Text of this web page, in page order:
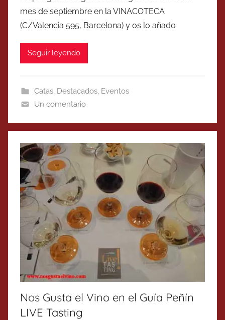
mes de septiembre en la VINACOTECA
(C/Valencia 595, Barcelona) y os lo añado
Seguir leyendo
Catas, Destacados, Eventos
Un comentario
Nos Gusta el Vino en el Guía Peñín
LIVE Tasting